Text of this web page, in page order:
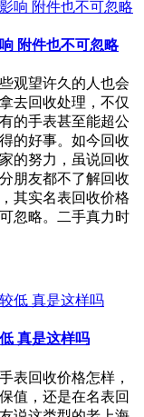
附件也不可忽略
观望许久的人也会
去回收处理，不仅
的手表甚至能超公
的好事。如今回收
的努力，虽说回收
朋友都不了解回收
其实名表回收价格
忽略。二手真力时
真是这样吗
表回收价格怎样，
值，还是在名表回